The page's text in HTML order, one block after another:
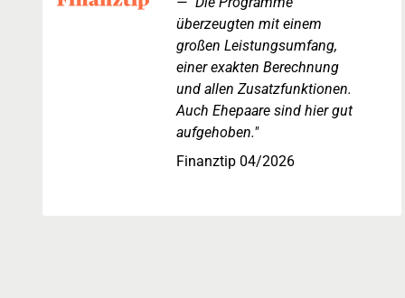
überzeugten mit einem
großen Leistungsumfang,
einer exakten Berechnung
und allen Zusatzfunktionen.
Auch Ehepaare sind hier gut
aufgehoben."
Finanztip 04/2026